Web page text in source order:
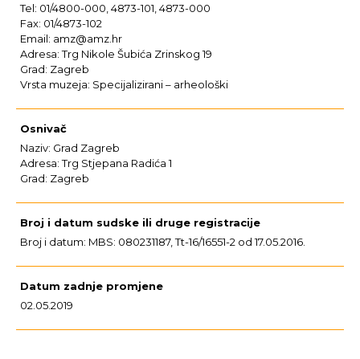
Tel: 01/4800-000, 4873-101, 4873-000
Fax: 01/4873-102
Email: amz@amz.hr
Adresa: Trg Nikole Šubića Zrinskog 19
Grad: Zagreb
Vrsta muzeja: Specijalizirani – arheološki
Osnivač
Naziv: Grad Zagreb
Adresa: Trg Stjepana Radića 1
Grad: Zagreb
Broj i datum sudske ili druge registracije
Broj i datum: MBS: 080231187, Tt-16/16551-2 od 17.05.2016.
Datum zadnje promjene
02.05.2019